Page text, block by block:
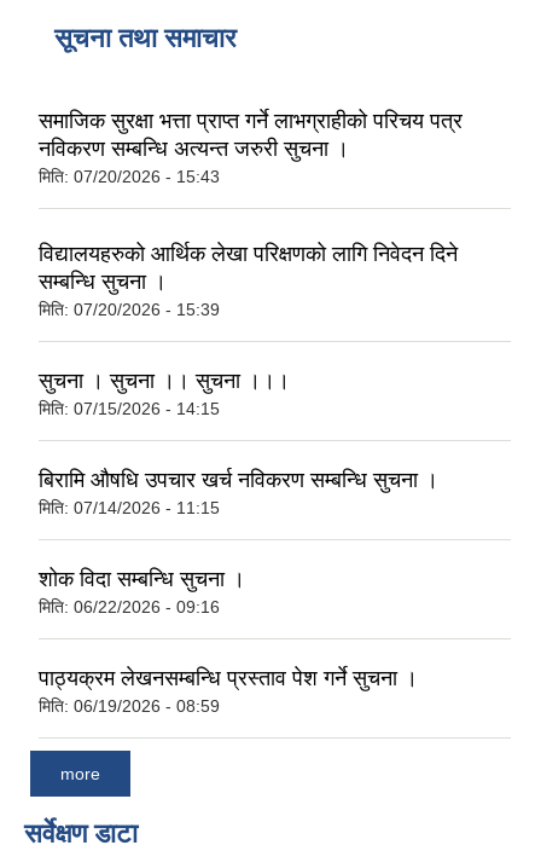
सूचना तथा समाचार
समाजिक सुरक्षा भत्ता प्राप्त गर्ने लाभग्राहीको परिचय पत्र
नविकरण सम्बन्धि अत्यन्त जरुरी सुचना ।
मिति: 07/20/2026 - 15:43
विद्यालयहरुको आर्थिक लेखा परिक्षणको लागि निवेदन दिने
सम्बन्धि सुचना ।
मिति: 07/20/2026 - 15:39
सुचना । सुचना ।। सुचना ।।।
मिति: 07/15/2026 - 14:15
बिरामि औषधि उपचार खर्च नविकरण सम्बन्धि सुचना ।
मिति: 07/14/2026 - 11:15
शोक विदा सम्बन्धि सुचना ।
मिति: 06/22/2026 - 09:16
पाठ्यक्रम लेखनसम्बन्धि प्रस्ताव पेश गर्ने सुचना ।
मिति: 06/19/2026 - 08:59
more
सर्वेक्षण डाटा